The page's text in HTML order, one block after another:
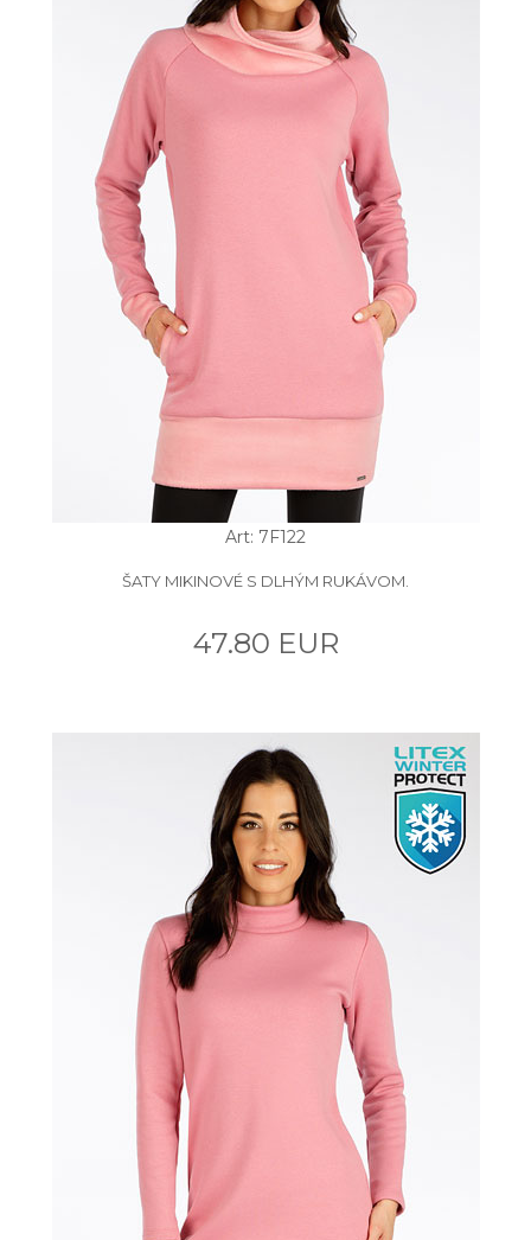
Art: 7F122
ŠATY MIKINOVÉ S DLHÝM RUKÁVOM.
47.80 EUR